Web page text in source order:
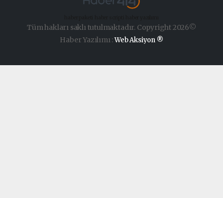
Tüm hakları saklı tutulmaktadır. Copyright 2026©
Haber Yazılımı :Web Aksiyon ®